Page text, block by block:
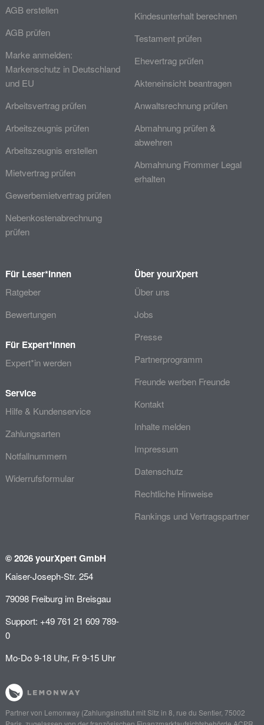
AGB erstellen
AGB prüfen
Marke anmelden:
Markenschutz in Deutschland
und EU
Arbeitsvertrag prüfen
Arbeitszeugnis prüfen
Arbeitszeugnis erstellen
Mietvertrag prüfen
Gewerbemietvertrag prüfen
Nebenkostenabrechnung
prüfen
Kindesunterhalt berechnen
Testament prüfen
Ehevertrag prüfen
Akteneinsicht beantragen
Anwaltsrechnung prüfen
Abmahnung prüfen &
abwehren
Abmahnung Frommer Legal
erhalten
Für Leser*innen
Ratgeber
Bewertungen
Für Expert*innen
Expert*in werden
Service
Hilfe & Kundenservice
Zahlungsarten
Notfallnummern
Widerrufsformular
Über yourXpert
Über uns
Jobs
Presse
Partnerprogramm
Freunde werben Freunde
Kontakt
Inhalte melden
Impressum
Datenschutz
Rechtliche Hinweise
Rankings und Vertragspartner
© 2026 yourXpert GmbH
Kaiser-Joseph-Str. 254
79098 Freiburg im Breisgau
Support: +49 761 21 609 789-
0
Mo-Do 9-18 Uhr, Fr 9-15 Uhr
Partner von Lemonway(Zahlungsinstitut mit Sitz in 8, rue du Sentier, 75002